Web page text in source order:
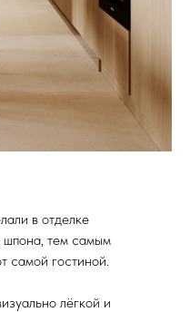
в отделке
шпона, тем самым
самой гостиной.
лёгкой и